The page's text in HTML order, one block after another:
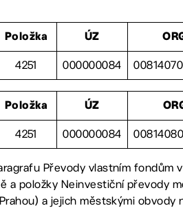
Položka ÚZ
4251 000000084
Položka ÚZ
4251 000000084
Převody vlastním fondům
a položky Neinvestiční převody
a jejich městskými obvody